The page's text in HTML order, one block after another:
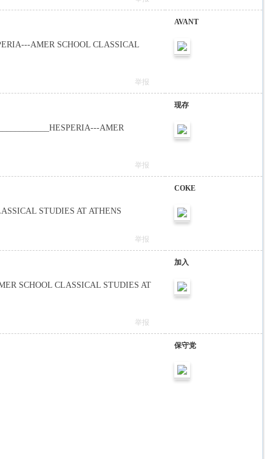
AMER SCHOOL CLASSICAL
AVANT
举报
AMER
现存
举报
STUDIES AT ATHENS
COKE
举报
SCHOOL CLASSICAL STUDIES AT
加入
举报
保守党